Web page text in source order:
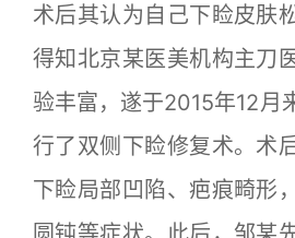
术后其认为自己下睑皮肤
得知北京某医美机构主刀
验丰富，遂于2015年12月
行了双侧下睑修复术。术
下睑局部凹陷、疤痕畸形